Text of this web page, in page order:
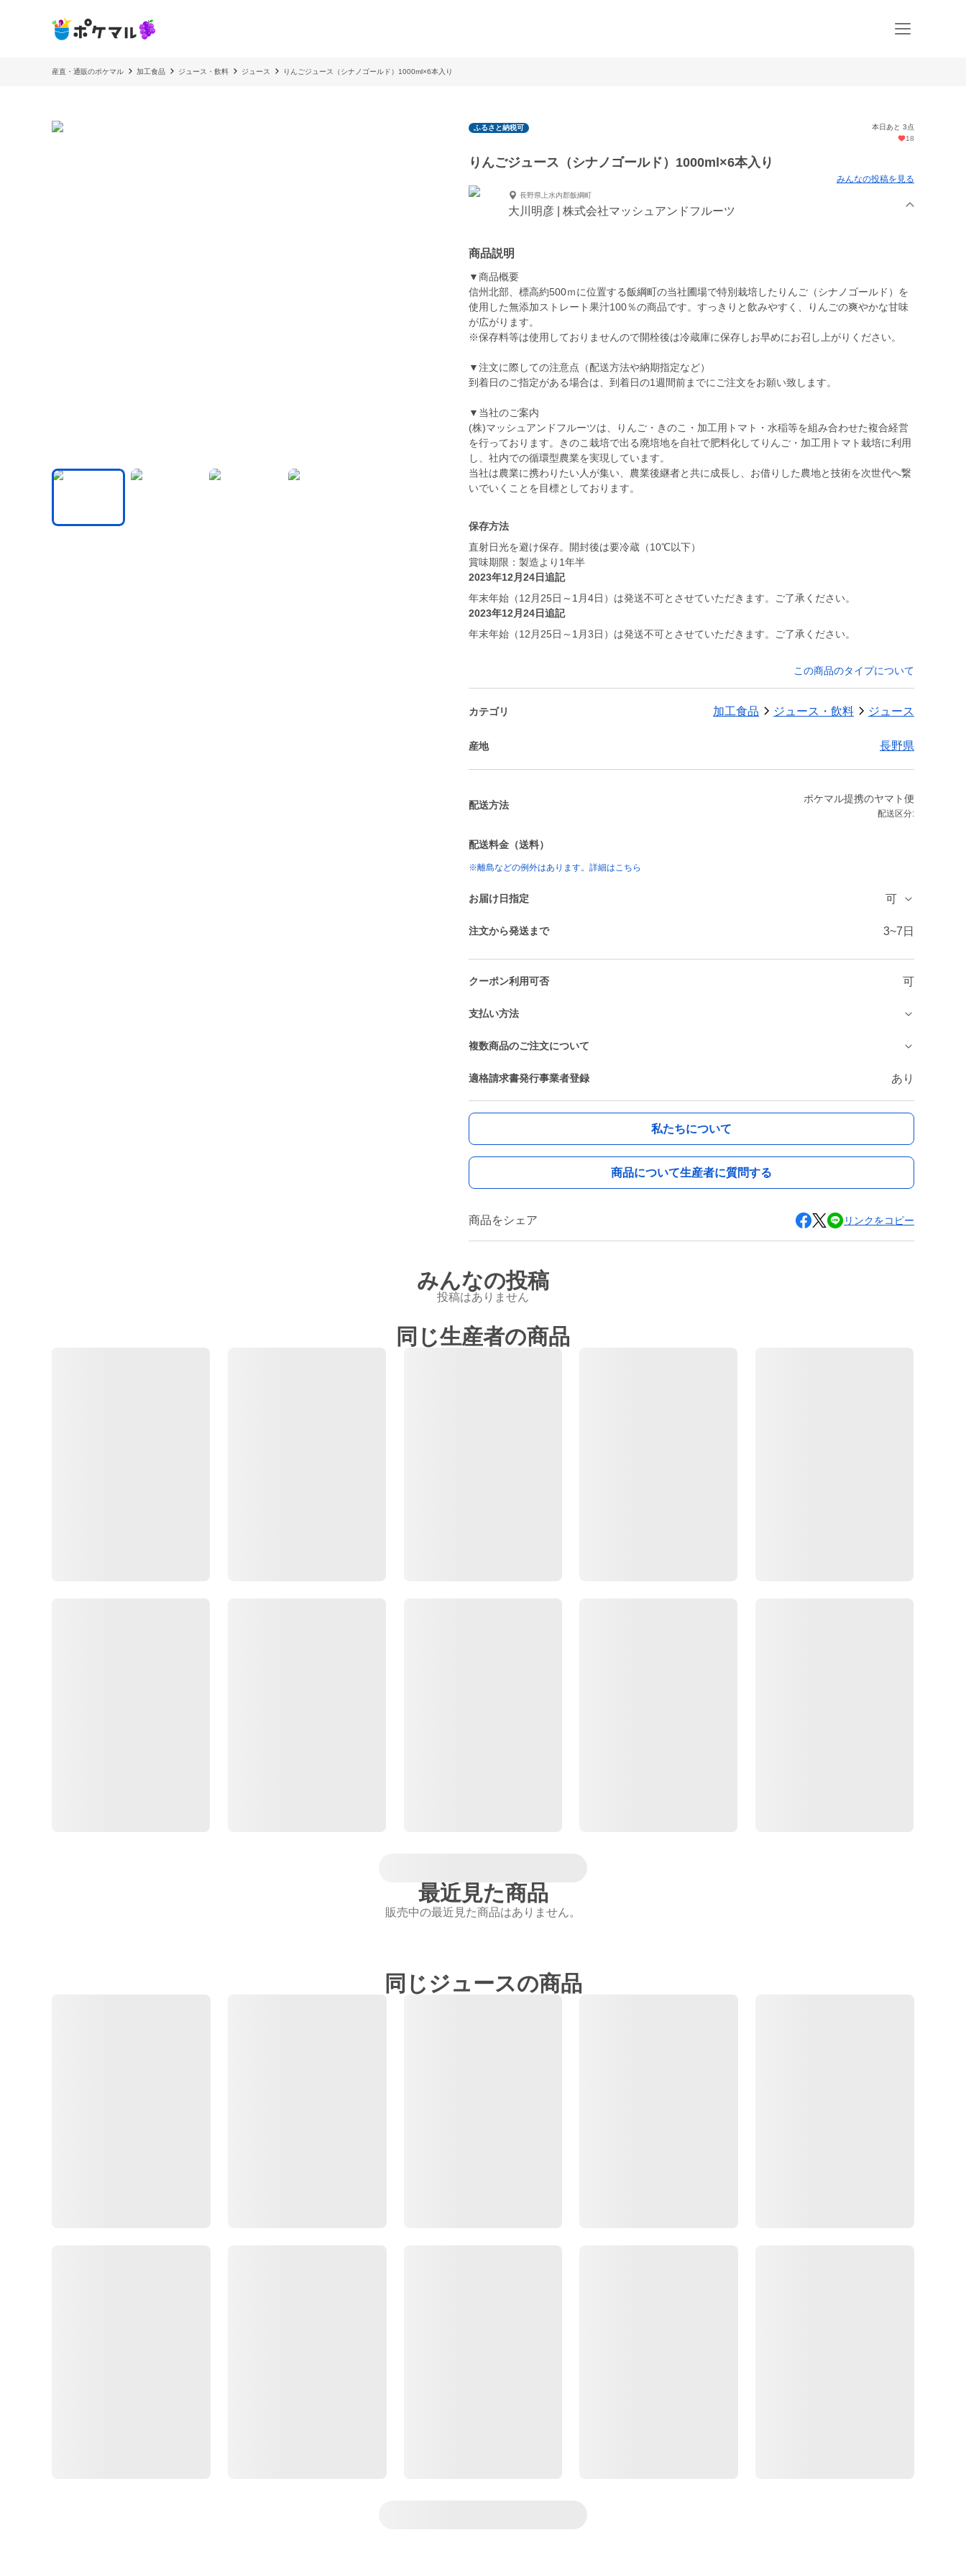
産直・通販のポケマル 加工食品 ジュース・飲料 ジュース りんごジュース（シナノゴールド）1000ml×6本入り
ふるさと納税可
本日あと 3点
18
りんごジュース（シナノゴールド）1000ml×6本入り
みんなの投稿を見る
長野県上水内郡飯綱町
大川明彦 | 株式会社マッシュアンドフルーツ
商品説明
▼商品概要
信州北部、標高約500ｍに位置する飯綱町の当社圃場で特別栽培したりんご（シナノゴールド）を
使用した無添加ストレート果汁100％の商品です。すっきりと飲みやすく、りんごの爽やかな甘味
が広がります。
※保存料等は使用しておりませんので開栓後は冷蔵庫に保存しお早めにお召し上がりください。
▼注文に際しての注意点（配送方法や納期指定など）
到着日のご指定がある場合は、到着日の1週間前までにご注文をお願い致します。
▼当社のご案内
(株)マッシュアンドフルーツは、りんご・きのこ・加工用トマト・水稲等を組み合わせた複合経営
を行っております。きのこ栽培で出る廃培地を自社で肥料化してりんご・加工用トマト栽培に利用
し、社内での循環型農業を実現しています。
当社は農業に携わりたい人が集い、農業後継者と共に成長し、お借りした農地と技術を次世代へ繋
いでいくことを目標としております。
保存方法
直射日光を避け保存。開封後は要冷蔵（10℃以下）
賞味期限：製造より1年半
2023年12月24日追記
年末年始（12月25日～1月4日）は発送不可とさせていただきます。ご了承ください。
2023年12月24日追記
年末年始（12月25日～1月3日）は発送不可とさせていただきます。ご了承ください。
この商品のタイプについて
カテゴリ 加工食品 ジュース・飲料 ジュース
産地 長野県
配送方法
ポケマル提携のヤマト便
配送区分:
配送料金（送料）
※離島などの例外はあります。詳細はこちら
お届け日指定 可
注文から発送まで 3~7日
クーポン利用可否 可
支払い方法
複数商品のご注文について
適格請求書発行事業者登録 あり
私たちについて
商品について生産者に質問する
商品をシェア リンクをコピー
みんなの投稿
投稿はありません
同じ生産者の商品
最近見た商品
販売中の最近見た商品はありません。
同じジュースの商品